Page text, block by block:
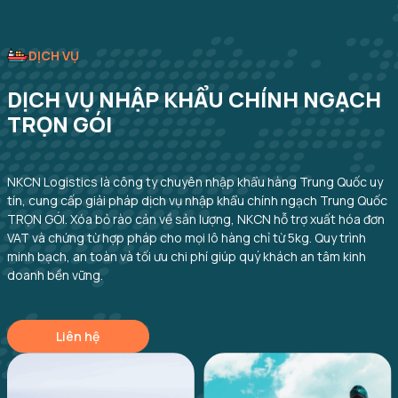
DỊCH VỤ
DỊCH VỤ NHẬP KHẨU CHÍNH NGẠCH
TRỌN GÓI
NKCN Logistics là công ty chuyên nhập khẩu hàng Trung Quốc uy
tín, cung cấp giải pháp dịch vụ nhập khẩu chính ngạch Trung Quốc
TRỌN GÓI. Xóa bỏ rào cản về sản lượng, NKCN hỗ trợ xuất hóa đơn
VAT và chứng từ hợp pháp cho mọi lô hàng chỉ từ 5kg. Quy trình
minh bạch, an toàn và tối ưu chi phí giúp quý khách an tâm kinh
doanh bền vững.
Liên hệ